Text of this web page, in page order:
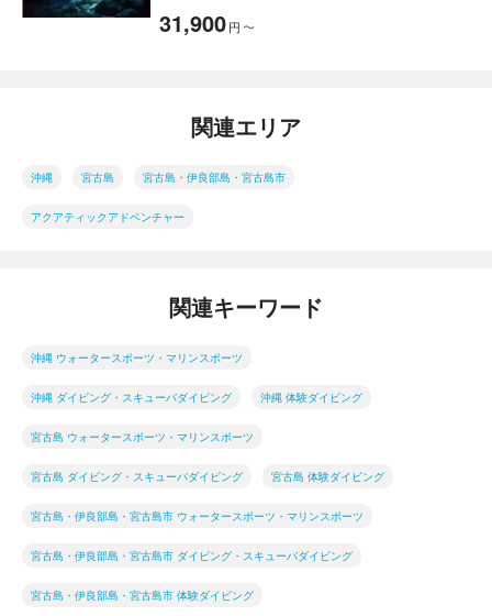
31,900円 〜
関連エリア
沖縄 宮古島 宮古島・伊良部島・宮古島市
アクアティックアドベンチャー
関連キーワード
沖縄 ウォータースポーツ・マリンスポーツ
沖縄 ダイビング・スキューバダイビング 沖縄 体験ダイビング
宮古島 ウォータースポーツ・マリンスポーツ
宮古島 ダイビング・スキューバダイビング 宮古島 体験ダイビング
宮古島・伊良部島・宮古島市 ウォータースポーツ・マリンスポーツ
宮古島・伊良部島・宮古島市 ダイビング・スキューバダイビング
宮古島・伊良部島・宮古島市 体験ダイビング